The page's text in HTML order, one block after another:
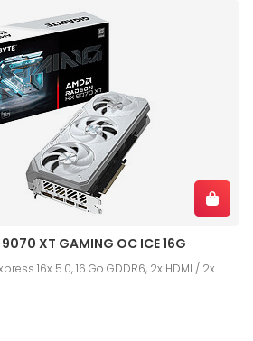
XT GAMING OC ICE 16G
16x 5.0, 16 Go GDDR6, 2x HDMI / 2x